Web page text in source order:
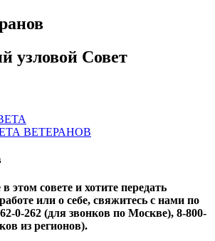
узловой Совет
ВЕТЕРАНОВ
этом совете и хотите передать
или о себе, свяжитесь с нами по
0-262 (для звонков по Москве), 8-800-
из регионов).